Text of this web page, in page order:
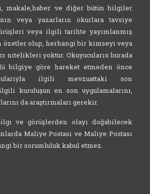
makale,haber ve diğer bütün bilgiler
veya yazarların okurlara tavsiye
veya ilgili tarihte yayımlanmış
özetler olup, herhangi bir kimseyi veya
nitelikleri yoktur. Okuyucuların burada
bilgiye göre hareket etmeden önce
ilgili mevzuattaki son
kuruluşun en son uygulamalarını,
da araştırmaları gerekir.
ve görüşlerden olayı doğabilecek
Maliye Postası ve Maliye Postası
bir sorumluluk kabul etmez.